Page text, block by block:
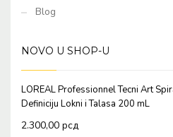
Blog
NOVO U SHOP-U
LOREAL Professionnel Tecni Art
Definiciju Lokni i Talasa 200 mL
2.300,00 рсд